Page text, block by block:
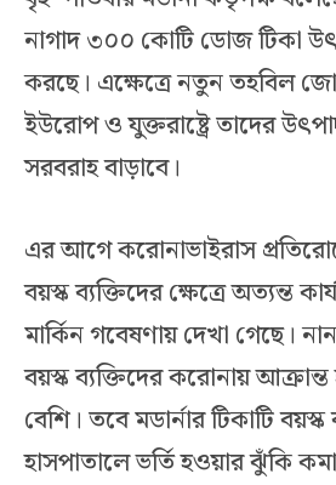
নাগাদ ৩০০ কোটি ডোজ টিকা
করছে। এক্ষেত্রে নতুন তহবিল
ইউরোপ ও যুক্তরাষ্ট্রে তাদের
সরবরাহ বাড়াবে।
এর আগে করোনাভাইরাস
বয়স্ক ব্যক্তিদের ক্ষেত্রে অত্যন্ত
মার্কিন গবেষণায় দেখা গেছে।
বয়স্ক ব্যক্তিদের করোনায়
বেশি। তবে মডার্নার টিকাটি বয়স্ক
হাসপাতালে ভর্তি হওয়ার ঝুঁকি